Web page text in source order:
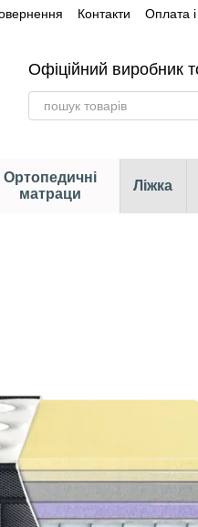
Контакти
Оплата
Офіційний виробник
Ортопедичні
матраци
Ліжка